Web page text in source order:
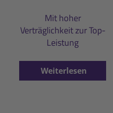
Mit hoher
Verträglichkeit zur Top-
Leistung
Weiterlesen